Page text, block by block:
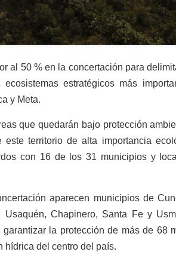
al 50 % en la concertación para
estratégicos más
y Meta.
que quedarán bajo protección
territorio de alta importancia
con 16 de los 31 municipios y
aparecen municipios de
Chapinero, Santa Fe y
la protección de más de 68
hídrica del centro del país.